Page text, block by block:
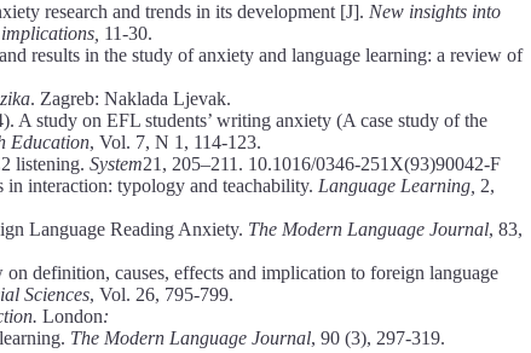
research and trends in its development [J]. New insights into
11-30.
results in the study of anxiety and language learning: a review of
. Zagreb: Naklada Ljevak.
study on EFL students’ writing anxiety (A case study of the
Education, Vol. 7, N 1, 114-123.
listening. System21, 205–211. 10.1016/0346-251X(93)90042-F
in interaction: typology and teachability. Language Learning, 2,
Language Reading Anxiety. The Modern Language Journal, 83,
definition, causes, effects and implication to foreign language
Sciences, Vol. 26, 795-799.
London:
The Modern Language Journal, 90 (3), 297-319.